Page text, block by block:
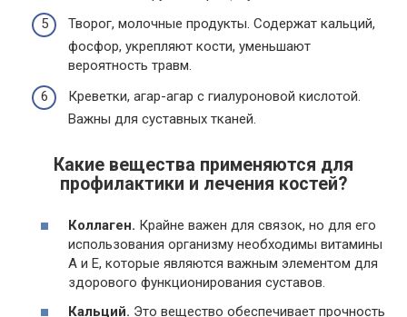
Творог, молочные продукты. Содержат кальций,
фосфор, укрепляют кости, уменьшают
вероятность травм.
Креветки, агар-агар с гиалуроновой кислотой.
Важны для суставных тканей.
Какие вещества применяются для
профилактики и лечения костей?
Коллаген. Крайне важен для связок, но для его
использования организму необходимы витамины
А и Е, которые являются важным элементом для
здорового функционирования суставов.
Кальций. Это вещество обеспечивает прочность